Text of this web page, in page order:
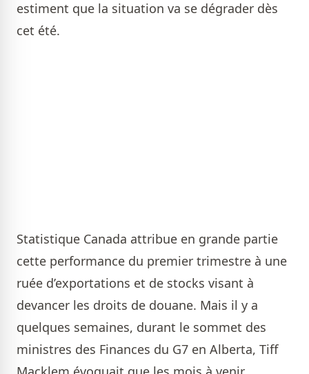
estiment que la situation va se dégrader dès
cet été.
Statistique Canada attribue en grande partie
cette performance du premier trimestre à une
ruée d’exportations et de stocks visant à
devancer les droits de douane. Mais il y a
quelques semaines, durant le sommet des
ministres des Finances du G7 en Alberta, Tiff